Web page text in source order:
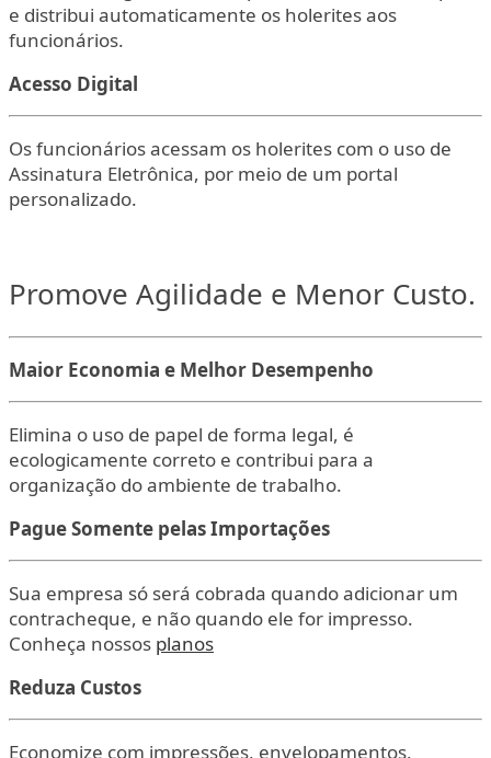
e distribui automaticamente os holerites aos
funcionários.
Acesso Digital
Os funcionários acessam os holerites com o uso de
Assinatura Eletrônica, por meio de um portal
personalizado.
Promove Agilidade e Menor Custo.
Maior Economia e Melhor Desempenho
Elimina o uso de papel de forma legal, é
ecologicamente correto e contribui para a
organização do ambiente de trabalho.
Pague Somente pelas Importações
Sua empresa só será cobrada quando adicionar um
contracheque, e não quando ele for impresso.
Conheça nossos planos
Reduza Custos
Economize com impressões, envelopamentos,